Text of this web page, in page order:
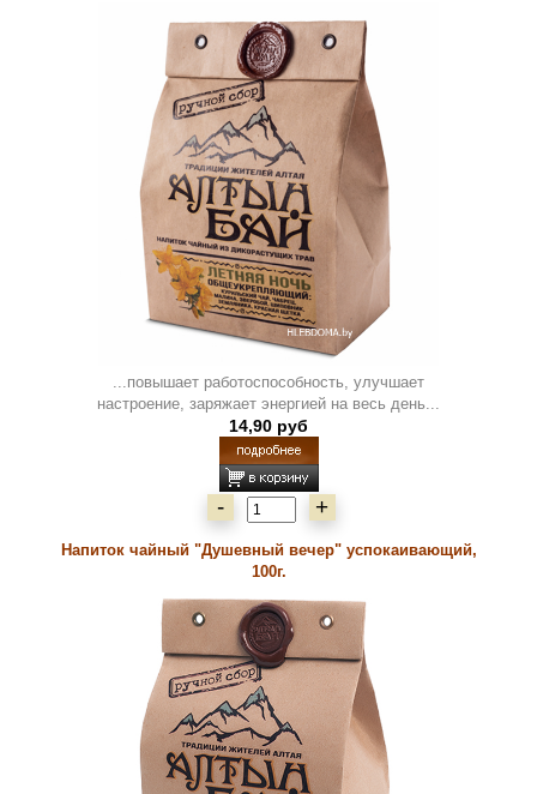
...повышает работоспособность, улучшает
настроение, заряжает энергией на весь день...
14,90 руб
- +
Напиток чайный "Душевный вечер" успокаивающий,
100г.